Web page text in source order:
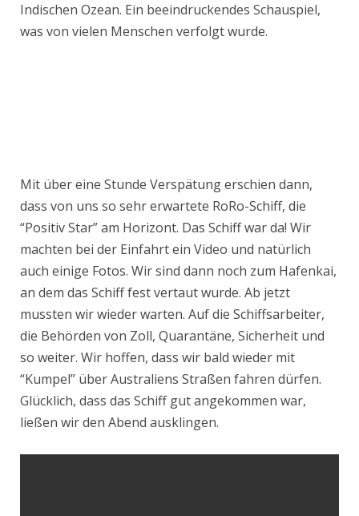
Indischen Ozean. Ein beeindruckendes Schauspiel,
was von vielen Menschen verfolgt wurde.
Mit über eine Stunde Verspätung erschien dann,
dass von uns so sehr erwartete RoRo-Schiff, die
“Positiv Star” am Horizont. Das Schiff war da! Wir
machten bei der Einfahrt ein Video und natürlich
auch einige Fotos. Wir sind dann noch zum Hafenkai,
an dem das Schiff fest vertaut wurde. Ab jetzt
mussten wir wieder warten. Auf die Schiffsarbeiter,
die Behörden von Zoll, Quarantäne, Sicherheit und
so weiter. Wir hoffen, dass wir bald wieder mit
“Kumpel” über Australiens Straßen fahren dürfen.
Glücklich, dass das Schiff gut angekommen war,
ließen wir den Abend ausklingen.